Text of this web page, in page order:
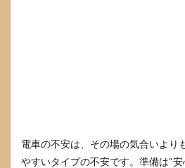
電車の不安は、その場の気合いより
やすいタイプの不安です。準備は“